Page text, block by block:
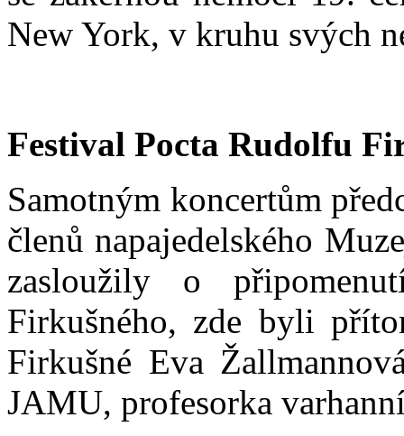
New York, v kruhu svých
Festival Pocta Rudolfu
Samotným koncertům
členů napajedelského
zasloužily o
Firkušného, zde byli
Firkušné Eva
JAMU, profesorka